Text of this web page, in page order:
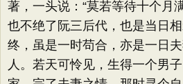
著，一头说：“莫若等待十个月
也不绝了阮三后代，也是当日
终，虽是一时苟合，亦是一日
人。若天可怜见，生得一个男